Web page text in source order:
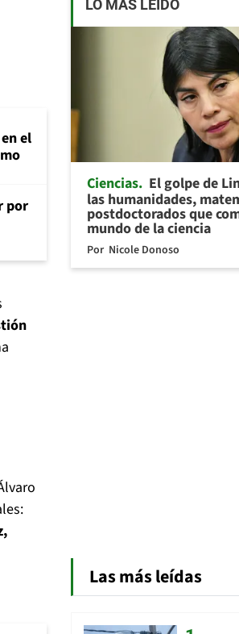
el
por
LO MÁS LEÍDO
Ciencias El golpe de
las humanidades,
postdoctorados que
mundo de la ciencia
Por Nicole Donoso
Las más leídas